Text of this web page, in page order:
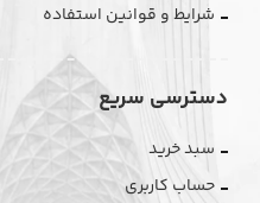
شرایط و قوانین استفاده
دسترسی سریع
سبد خرید
حساب کاربری